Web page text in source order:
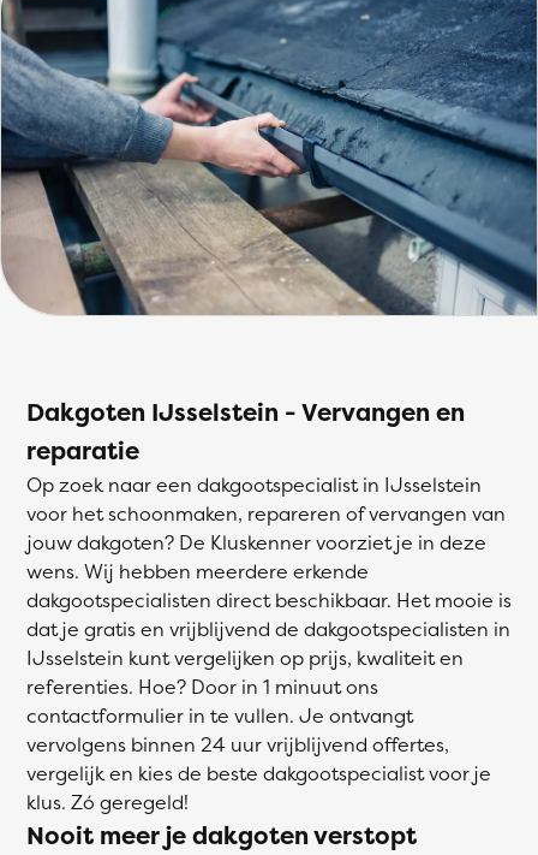
Dakgoten IJsselstein - Vervangen en
reparatie
Op zoek naar een dakgootspecialist in IJsselstein
voor het schoonmaken, repareren of vervangen van
jouw dakgoten? De Kluskenner voorziet je in deze
wens. Wij hebben meerdere erkende
dakgootspecialisten direct beschikbaar. Het mooie is
dat je gratis en vrijblijvend de dakgootspecialisten in
IJsselstein kunt vergelijken op prijs, kwaliteit en
referenties. Hoe? Door in 1 minuut ons
contactformulier in te vullen. Je ontvangt
vervolgens binnen 24 uur vrijblijvend offertes,
vergelijk en kies de beste dakgootspecialist voor je
klus. Zó geregeld!
Nooit meer je dakgoten verstopt